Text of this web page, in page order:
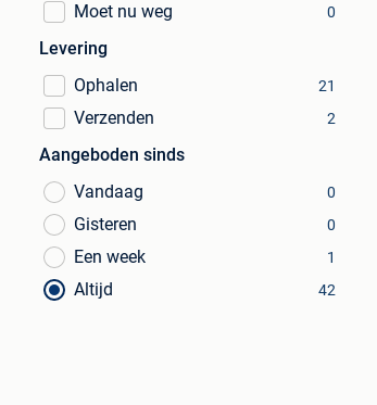
Moet nu weg
0
Levering
Ophalen
21
Verzenden 2
Aangeboden sinds
Vandaag
0
Gisteren 0
Een week 1
Altijd 42